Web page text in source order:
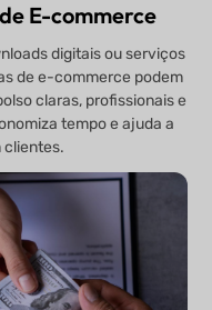
E-commerce
digitais ou serviços
de e-commerce podem
claras, profissionais e
tempo e ajuda a
clientes.